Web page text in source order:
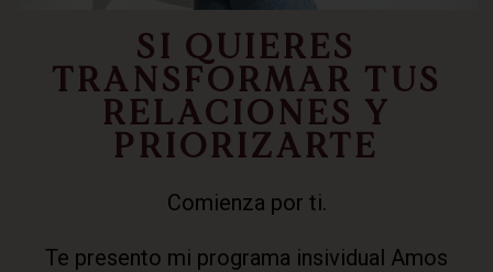
SI QUIERES
TRANSFORMAR TUS
RELACIONES Y
PRIORIZARTE
Comienza por ti.
Te presento mi programa insividual Amos